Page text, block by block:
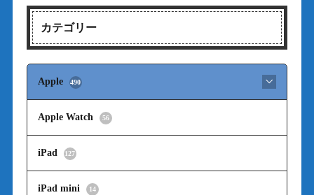
カテゴリー
Apple 490
Apple Watch 56
iPad 127
iPad mini 14